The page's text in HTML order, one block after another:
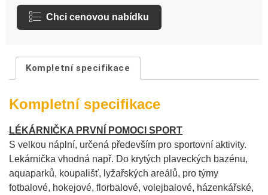
Chci cenovou nabídku
Kompletní specifikace
Kompletní specifikace
LÉKÁRNIČKA PRVNÍ POMOCI SPORT
S velkou náplní, určená především pro sportovní aktivity.
Lekárnička vhodná např. Do krytých plaveckých bazénu,
aquaparků, koupališť, lyžařských areálů, pro týmy
fotbalové, hokejové, florbalové, volejbalové, házenkářské,